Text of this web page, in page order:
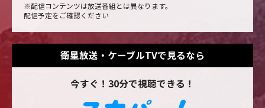
※配信コンテンツは放送番組とは異なります。
配信予定をご確認ください
衛星放送・ケーブルTVで見るなら
今すぐ！30分で視聴できる！